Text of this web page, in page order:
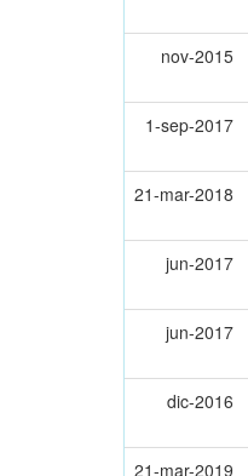
nov-2015
1-sep-2017
21-mar-2018
jun-2017
jun-2017
dic-2016
21-mar-2019